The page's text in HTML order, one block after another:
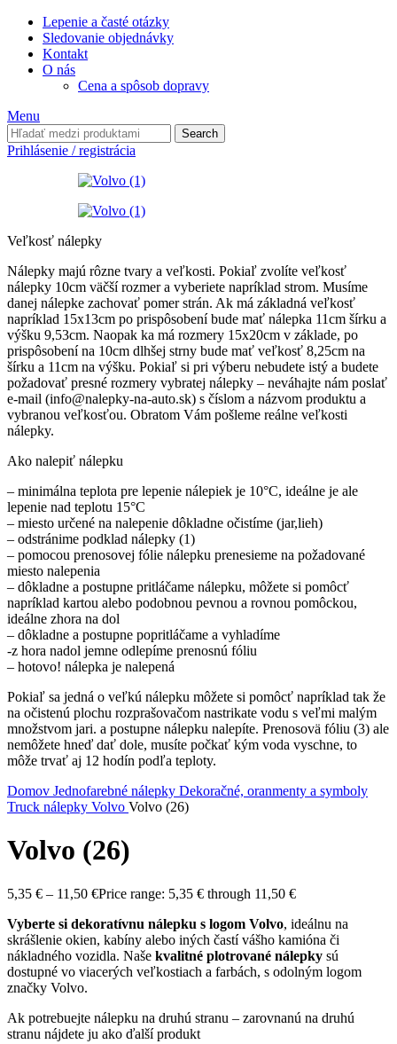
Lepenie a časté otázky
Sledovanie objednávky
Kontakt
O nás
Cena a spôsob dopravy
Menu
Search
Prihlásenie / registrácia
Veľkosť nálepky
Nálepky majú rôzne tvary a veľkosti. Pokiaľ zvolíte veľkosť
nálepky 10cm väčší rozmer a vyberiete napríklad strom. Musíme
danej nálepke zachovať pomer strán. Ak má základná veľkosť
napríklad 15x13cm po prispôsobení bude mať nálepka 11cm šírku a
výšku 9,53cm. Naopak ka má rozmery 15x20cm v základe, po
prispôsobení na 10cm dlhšej strny bude mať veľkosť 8,25cm na
šírku a 11cm na výšku. Pokiaľ si pri výberu nebudete istý a budete
požadovať presné rozmery vybratej nálepky – neváhajte nám poslať
e-mail (info@nalepky-na-auto.sk) s číslom a názvom produktu a
vybranou veľkosťou. Obratom Vám pošleme reálne veľkosti
nálepky.
Ako nalepiť nálepku
– minimálna teplota pre lepenie nálepiek je 10°C, ideálne je ale
lepenie nad teplotu 15°C
– miesto určené na nalepenie dôkladne očistíme (jar,lieh)
– odstránime podklad nálepky (1)
– pomocou prenosovej fólie nálepku prenesieme na požadované
miesto nalepenia
– dôkladne a postupne pritláčame nálepku, môžete si pomôcť
napríklad kartou alebo podobnou pevnou a rovnou pomôckou,
ideálne zhora na dol
– dôkladne a postupne popritláčame a vyhladíme
-z hora nadol jemne odlepíme prenosnú fóliu
– hotovo! nálepka je nalepená
Pokiaľ sa jedná o veľkú nálepku môžete si pomôcť napríklad tak že
na očistenú plochu rozprašovačom nastrikate vodu s veľmi malým
množstvom jari. a postupne nálepku nalepíte. Prenosovä fóliu (3) ale
nemôžete hneď dať dole, musíte počkať kým voda vyschne, to
môže trvať aj 12 hodín podľa teploty.
Domov Jednofarebné nálepky Dekoračné, oranmenty a symboly
Truck nálepky Volvo Volvo (26)
Volvo (26)
5,35 € – 11,50 €Price range: 5,35 € through 11,50 €
Vyberte si dekoratívnu nálepku s logom Volvo, ideálnu na
skrášlenie okien, kabíny alebo iných častí vášho kamióna či
nákladného vozidla. Naše kvalitné plotrované nálepky sú
dostupné vo viacerých veľkostiach a farbách, s odolným logom
značky Volvo.
Ak potrebuejte nálepku na druhú stranu – zarovnanú na druhú
stranu nájdete ju ako ďalší produkt